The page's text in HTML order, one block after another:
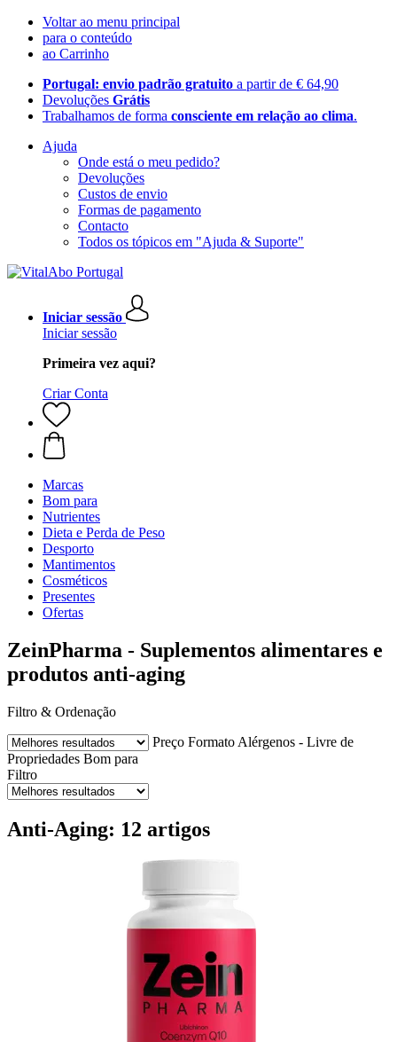
Voltar ao menu principal
para o conteúdo
ao Carrinho
Portugal: envio padrão gratuito a partir de € 64,90
Devoluções Grátis
Trabalhamos de forma consciente em relação ao clima.
Ajuda
Onde está o meu pedido?
Devoluções
Custos de envio
Formas de pagamento
Contacto
Todos os tópicos em "Ajuda & Suporte"
Iniciar sessão
Iniciar sessão
Primeira vez aqui?
Criar Conta
Marcas
Bom para
Nutrientes
Dieta e Perda de Peso
Desporto
Mantimentos
Cosméticos
Presentes
Ofertas
ZeinPharma - Suplementos alimentares e
produtos anti-aging
Filtro & Ordenação
Preço Formato Alérgenos - Livre de
Propriedades Bom para
Filtro
Anti-Aging: 12 artigos